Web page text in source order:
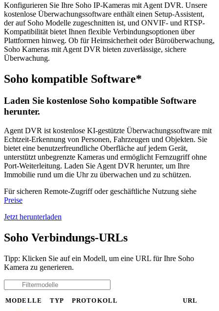
Konfigurieren Sie Ihre Soho IP-Kameras mit Agent DVR. Unsere
kostenlose Überwachungssoftware enthält einen Setup-Assistent,
der auf Soho Modelle zugeschnitten ist, und ONVIF- und RTSP-
Kompatibilität bietet Ihnen flexible Verbindungsoptionen über
Plattformen hinweg. Ob für Heimsicherheit oder Büroüberwachung,
Soho Kameras mit Agent DVR bieten zuverlässige, sichere
Überwachung.
Soho kompatible Software*
Laden Sie kostenlose Soho kompatible Software
herunter.
Agent DVR ist kostenlose KI-gestützte Überwachungssoftware mit
Echtzeit-Erkennung von Personen, Fahrzeugen und Objekten. Sie
bietet eine benutzerfreundliche Oberfläche auf jedem Gerät,
unterstützt unbegrenzte Kameras und ermöglicht Fernzugriff ohne
Port-Weiterleitung. Laden Sie Agent DVR herunter, um Ihre
Immobilie rund um die Uhr zu überwachen und zu schützen.
Für sicheren Remote-Zugriff oder geschäftliche Nutzung siehe
Preise
Jetzt herunterladen
Soho Verbindungs-URLs
Tipp: Klicken Sie auf ein Modell, um eine URL für Ihre Soho
Kamera zu generieren.
MODELLE TYP PROTOKOLL URL